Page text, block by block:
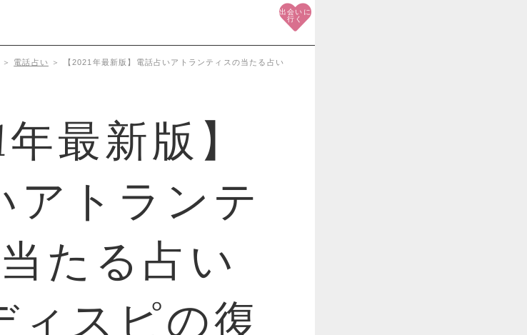
出会いに
行く
＞ 電話占い ＞
【2021年最新版】電話占いアトランティスの当たる占い